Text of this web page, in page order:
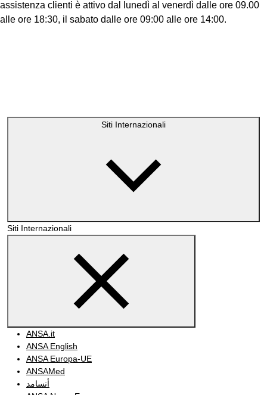
assistenza clienti è attivo dal lunedì al venerdì dalle ore 09.00
alle ore 18:30, il sabato dalle ore 09:00 alle ore 14:00.
Siti Internazionali
Siti Internazionali
ANSA.it
ANSA English
ANSA Europa-UE
ANSAMed
أنسامد